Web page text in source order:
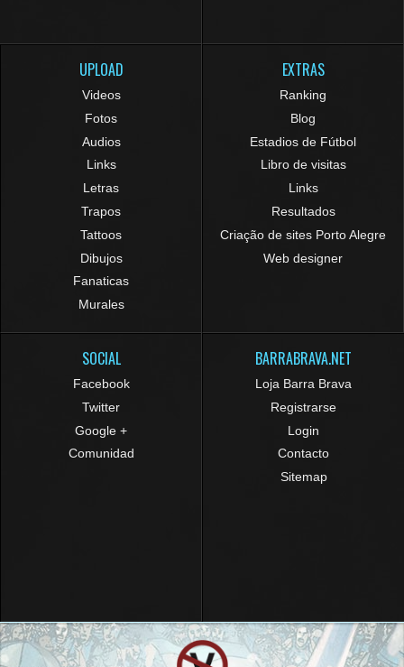
UPLOAD
Videos
Fotos
Audios
Links
Letras
Trapos
Tattoos
Dibujos
Fanaticas
Murales
EXTRAS
Ranking
Blog
Estadios de Fútbol
Libro de visitas
Links
Resultados
Criação de sites Porto Alegre
Web designer
SOCIAL
Facebook
Twitter
Google +
Comunidad
BARRABRAVA.NET
Loja Barra Brava
Registrarse
Login
Contacto
Sitemap